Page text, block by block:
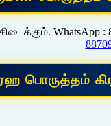
WhatsApp :